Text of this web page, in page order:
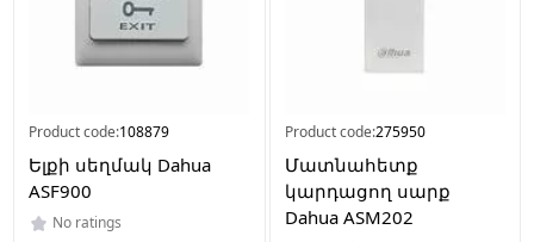
Product code:108879
Ելքի սեղմակ Dahua
ASF900
No ratings
Product code:275950
Մատնահետք
կարդացող սարք
Dahua ASM202